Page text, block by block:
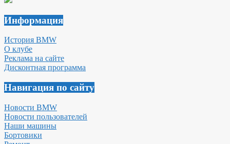
Информация
История BMW
О клубе
Реклама на сайте
Дисконтная программа
Навигация по сайту
Новости BMW
Новости пользователей
Наши машины
Бортовики